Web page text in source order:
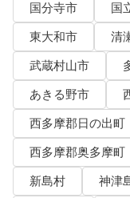
国分寺市
国
東大和市
清
武蔵村山市
あきる野市
西多摩郡日の出町
西多摩郡奥多摩町
新島村
神津